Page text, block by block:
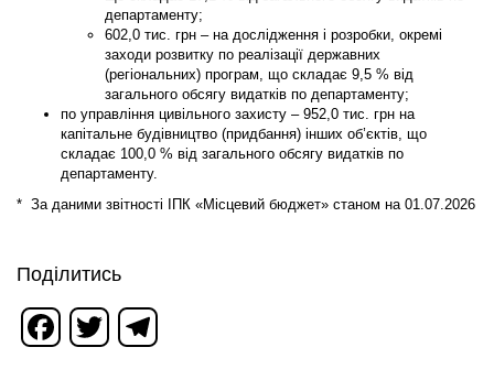
департаменту;
602,0 тис. грн – на дослідження і розробки, окремі
заходи розвитку по реалізації державних
(регіональних) програм, що складає 9,5 % від
загального обсягу видатків по департаменту;
по управління цивільного захисту – 952,0 тис. грн на
капітальне будівництво (придбання) інших об’єктів, що
складає 100,0 % від загального обсягу видатків по
департаменту.
* За даними звітності ІПК «Місцевий бюджет» станом на 01.07.2026
Поділитись
Facebook
Twitter